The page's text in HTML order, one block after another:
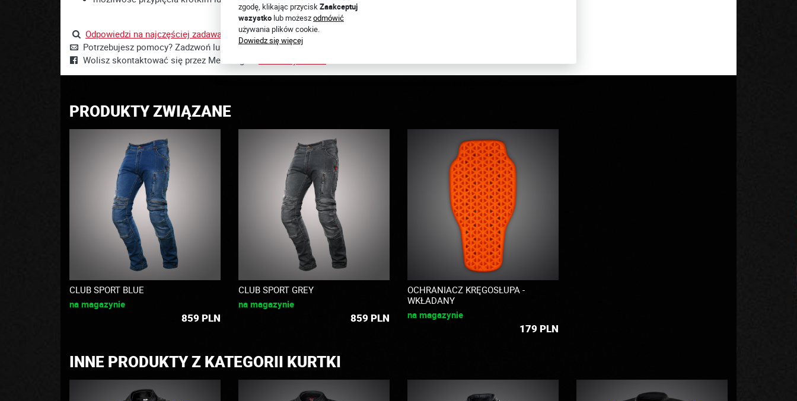
zgodę, klikając przyciskZaakceptuj
wszystko lub możeszodmówić
używania plików cookie.
Dowiedz się więcej
Odpowiedzi na najczęściej zadawane pytania tutaj.
Potrzebujesz pomocy? Zadzwoń lub napisz +48 502 444 571
Wolisz skontaktować się przez Messenger?
PRODUKTY ZWIĄZANE
CLUB SPORT BLUE
na magazynie
859 PLN
CLUB SPORT GREY
na magazynie
859 PLN
OCHRANIACZ KRĘGOSŁUPA -
WKŁADANY
na magazynie
179 PLN
INNE PRODUKTY Z KATEGORII KURTKI